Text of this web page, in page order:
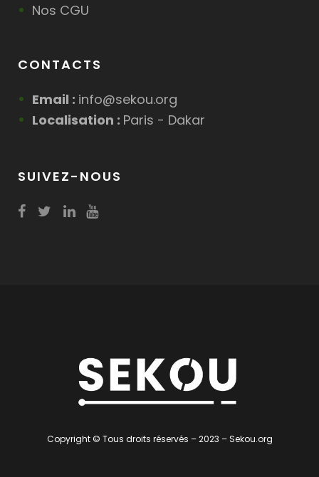
Nos CGU
CONTACTS
Email : info@sekou.org
Localisation : Paris - Dakar
SUIVEZ-NOUS
Copyright © Tous droits réservés – 2023 – Sekou.org